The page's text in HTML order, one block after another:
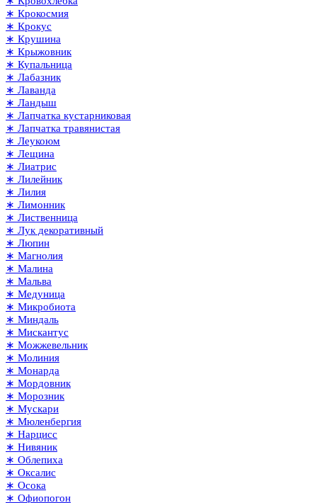
∗ Крокосмия
∗ Крокус
∗ Крушина
∗ Крыжовник
∗ Купальница
∗ Лабазник
∗ Лаванда
∗ Ландыш
∗ Лапчатка кустарниковая
∗ Лапчатка травянистая
∗ Леукоюм
∗ Лещина
∗ Лиатрис
∗ Лилейник
∗ Лилия
∗ Лимонник
∗ Лиственница
∗ Лук декоративный
∗ Люпин
∗ Магнолия
∗ Малина
∗ Мальва
∗ Медуница
∗ Микробиота
∗ Миндаль
∗ Мискантус
∗ Можжевельник
∗ Молиния
∗ Монарда
∗ Мордовник
∗ Морозник
∗ Мускари
∗ Мюленбергия
∗ Нарцисс
∗ Нивяник
∗ Облепиха
∗ Оксалис
∗ Осока
∗ Офиопогон